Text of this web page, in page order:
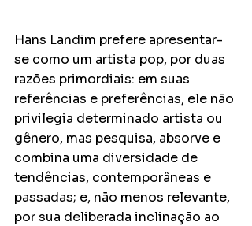
Hans Landim prefere apresentar-
se como um artista pop, por duas
razões primordiais: em suas
referências e preferências, ele não
privilegia determinado artista ou
gênero, mas pesquisa, absorve e
combina uma diversidade de
tendências, contemporâneas e
passadas; e, não menos relevante,
por sua deliberada inclinação ao